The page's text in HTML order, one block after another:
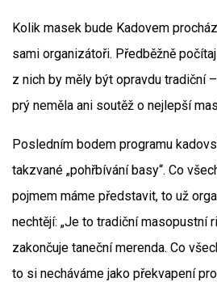
Kolik masek bude Kadovem
sami organizátoři. Předběžně
z nich by měly být opravdu tradiční
prý neměla ani soutěž o nejlepší
Posledním bodem programu
takzvané „pohřbívání basy“. Co
pojmem máme představit, to už
nechtějí: „Je to tradiční masopustní
zakončuje taneční merenda. Co
to si necháváme jako překvapení